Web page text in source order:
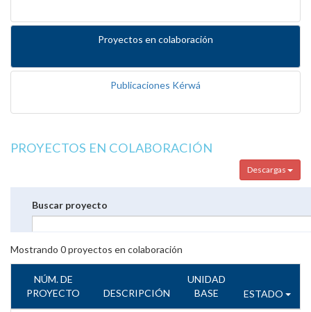
Proyectos en colaboración
Publicaciones Kérwá
PROYECTOS EN COLABORACIÓN
Descargas
Buscar proyecto
Mostrando 0proyectos en colaboración
NÚM. DE
PROYECTO
DESCRIPCIÓN
UNIDAD
BASE
ESTADO